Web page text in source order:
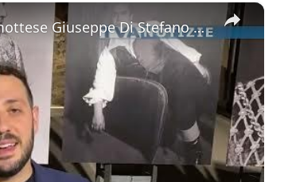
×
Motta Sant'Anastasia. L'omaggio al tenore mottese Giuseppe Di Stefano nel giorno della sua nascita.